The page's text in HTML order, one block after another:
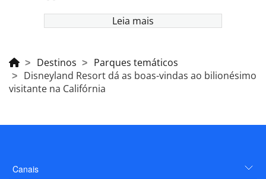
Leia mais
Destinos
Parques temáticos
Disneyland Resort dá as boas-vindas ao bilionésimo
visitante na Califórnia
Canais